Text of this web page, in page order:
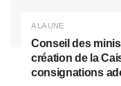
A LA UNE
Conseil des
création de la
consignations